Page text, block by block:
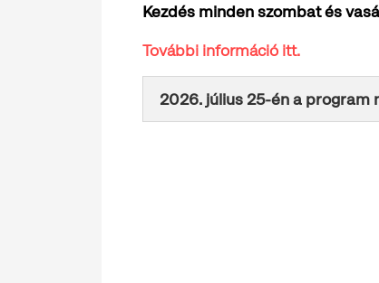
Kezdés minden szombat és
További információ itt.
2026. július 25-én a program